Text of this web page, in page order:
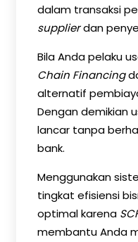
dalam transaksi
supplierdan
Bila Anda pelaku
Chain Financing
alternatif
Dengan demikian
lancar tanpa
bank.
Menggunakan
tingkat efisiensi
optimal karena
membantu Anda